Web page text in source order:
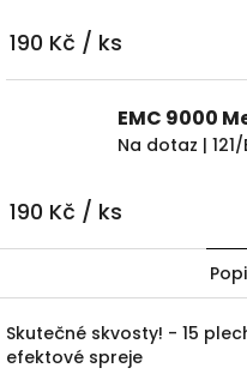
190 Kč / ks
EMC 9000
Na dotaz |
190 Kč / ks
Skutečné skvosty! - 15
efektové spreje